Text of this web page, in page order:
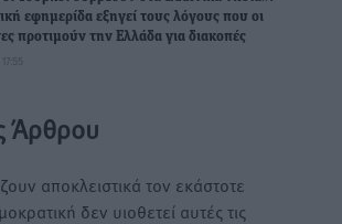
εφημερίδα εξηγεί τους λόγους που οι
προτιμούν την Ελλάδα για διακοπές
Άρθρου
αποκλειστικά τον εκάστοτε
δεν υιοθετεί αυτές τις